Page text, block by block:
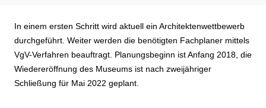
In einem ersten Schritt wird aktuell ein Architektenwettbewerb
durchgeführt. Weiter werden die benötigten Fachplaner mittels
VgV-Verfahren beauftragt. Planungsbeginn ist Anfang 2018, die
Wiedereröffnung des Museums ist nach zweijähriger
Schließung für Mai 2022 geplant.